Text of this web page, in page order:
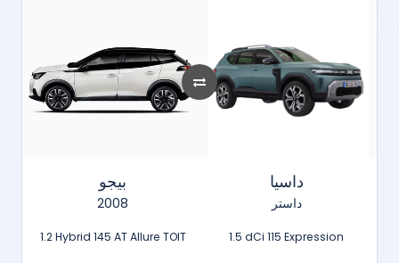
بيجو
2008
1.2 Hybrid 145 AT Allure TOIT
داسيا
داستر
1.5 dCi 115 Expression